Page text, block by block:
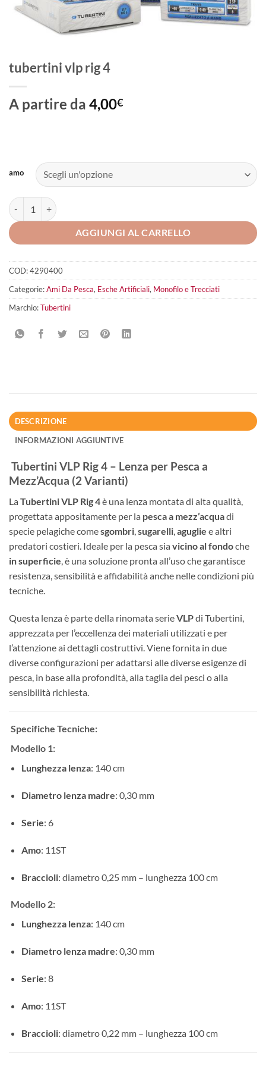
tubertini vlp rig 4
A partire da 4,00€
amo
tubertini vlp rig 4 quantità
AGGIUNGI AL CARRELLO
COD:4290400
Categorie:Ami Da Pesca, Esche Artificiali, Monofilo e Trecciati
Marchio:Tubertini
DESCRIZIONE
INFORMAZIONI AGGIUNTIVE
Tubertini VLP Rig 4 – Lenza per Pesca a
Mezz’Acqua (2 Varianti)
La Tubertini VLP Rig 4è una lenza montata di alta qualità,
progettata appositamente per la pesca a mezz’acquadi
specie pelagiche comesgombri,sugarelli,aguglie e altri
predatori costieri. Ideale per la pesca sia vicino al fondoche
in superficie, è una soluzione pronta all’uso che garantisce
resistenza, sensibilità e affidabilità anche nelle condizioni più
tecniche.
Questa lenza è parte della rinomata serieVLPdi Tubertini,
apprezzata per l’eccellenza dei materiali utilizzati e per
l’attenzione ai dettagli costruttivi. Viene fornita in due
diverse configurazioni per adattarsi alle diverse esigenze di
pesca, in base alla profondità, alla taglia dei pesci o alla
sensibilità richiesta.
Specifiche Tecniche:
Modello 1:
Lunghezza lenza: 140 cm
Diametro lenza madre: 0,30 mm
Serie: 6
Amo: 11ST
Braccioli: diametro 0,25 mm – lunghezza 100 cm
Modello 2:
Lunghezza lenza: 140 cm
Diametro lenza madre: 0,30 mm
Serie: 8
Amo: 11ST
Braccioli: diametro 0,22 mm – lunghezza 100 cm